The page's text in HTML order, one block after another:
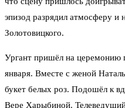
эпизод разрядил атмосферу и
Золотовицкого.
Ургант пришёл на церемонию
января. Вместе с женой
букет белых роз. Подошёл к
Вере Харыбиной.